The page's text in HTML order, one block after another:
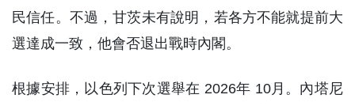
民信任。不過，甘茨未有說明，若各方不能就提前大
選達成一致，他會否退出戰時內閣。
根據安排，以色列下次選舉在 2026年 10月。內塔尼